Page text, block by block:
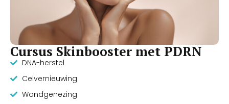
Cursus Skinbooster met PDRN
DNA-herstel
Celvernieuwing
Wondgenezing